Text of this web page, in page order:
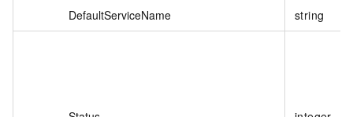
DefaultServiceName string